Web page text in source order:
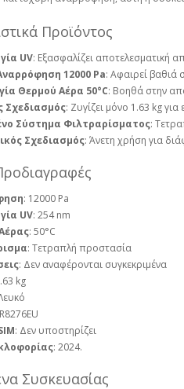
Προϊόντος
UV: Εξασφαλίζει αποτελεσματική
12000 Pa: Αφαιρεί βαθιά
Θερμού Αέρα 50°C: Βοηθά στην
Σχεδιασμός: Ζυγίζει μόνο 1.63 kg
Σύστημα Φιλτραρίσματος:
Σχεδιασμός: Άνετη χρήση για
: 12000 Pa
UV: 254 nm
: 50°C
: Τετραπλή προστασία
: Δεν αναφέρονται συγκεκριμένα
kg
: Δεν υποστηρίζει
: 2024.
Συσκευασίας